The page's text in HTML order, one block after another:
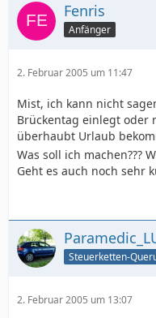
Fenris
Anfänger
2. Februar 2005 um 11:47
Mist, ich kann nicht
Brückentag einlegt oder
überhaubt Urlaub
Was soll ich machen???
Geht es auch noch sehr
Steuerketten-
2. Februar 2005 um 13:07